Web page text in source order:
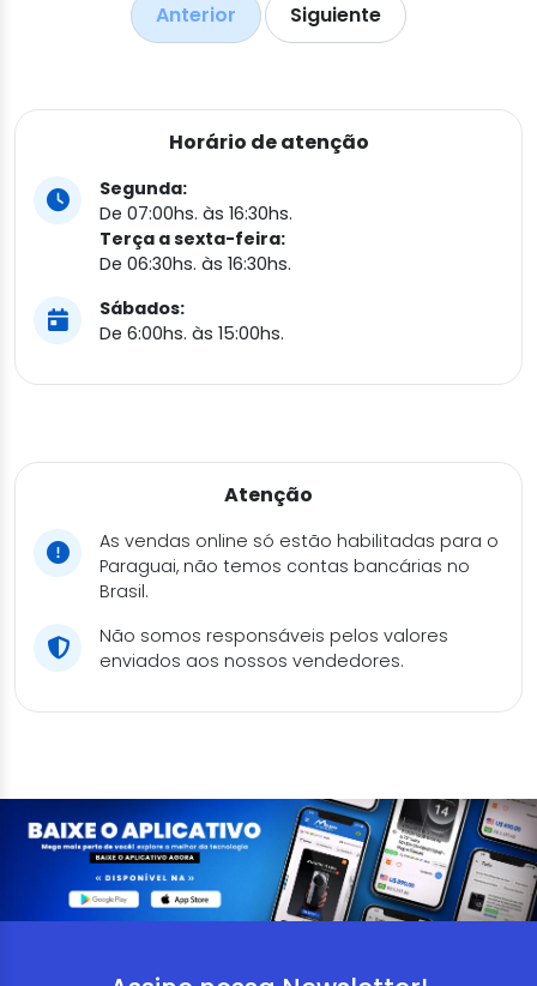
Anterior Siguiente
Horário de atenção
Segunda:
De 07:00hs. às 16:30hs.
Terça a sexta-feira:
De 06:30hs. às 16:30hs.
Sábados:
De 6:00hs. às 15:00hs.
Atenção
As vendas online só estão habilitadas para o
Paraguai, não temos contas bancárias no
Brasil.
Não somos responsáveis pelos valores
enviados aos nossos vendedores.